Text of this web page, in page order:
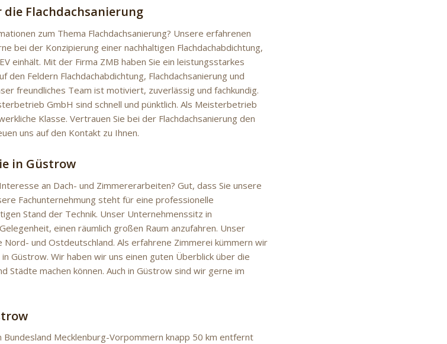
Flachdachsanierung
zum Thema Flachdachsanierung? Unsere erfahrenen
bei der Konzipierung einer nachhaltigen Flachdachabdichtung,
einhält. Mit der Firma ZMB haben Sie ein leistungsstarkes
den Feldern Flachdachabdichtung, Flachdachsanierung und
freundliches Team ist motiviert, zuverlässig und fachkundig.
GmbH sind schnell und pünktlich. Als Meisterbetrieb
Klasse. Vertrauen Sie bei der Flachdachsanierung den
uns auf den Kontakt zu Ihnen.
in Güstrow
an Dach- und Zimmererarbeiten? Gut, dass Sie unsere
Fachunternehmung steht für eine professionelle
Stand der Technik. Unser Unternehmenssitz in
einen räumlich großen Raum anzufahren. Unser
und Ostdeutschland. Als erfahrene Zimmerei kümmern wir
Güstrow. Wir haben wir uns einen guten Überblick über die
Städte machen können. Auch in Güstrow sind wir gerne im
Mecklenburg-Vorpommern knapp 50 km entfernt